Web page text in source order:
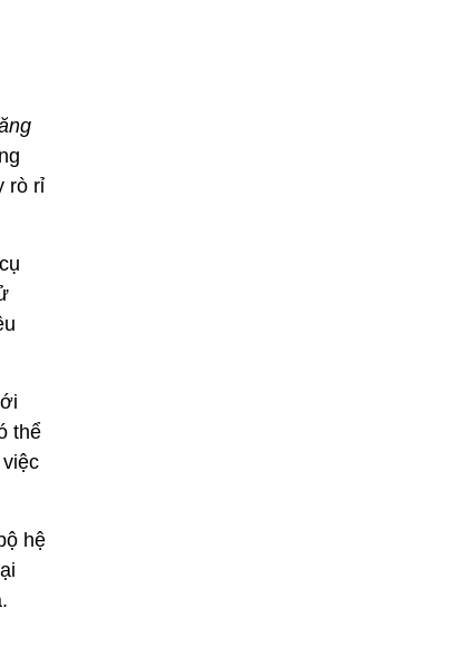
rò rỉ
thể
hệ